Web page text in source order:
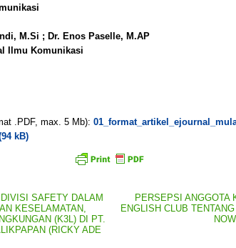
M.Si ; Dr. Enos Paselle, M.AP
Ilmu Komunikasi
.PDF, max. 5 Mb):
kB)
SAFETY DALAM
KESELAMATAN,
(K3L) DI PT.
(RICKY ADE
PERSEPSI ANGGOTA
ENGLISH CLUB